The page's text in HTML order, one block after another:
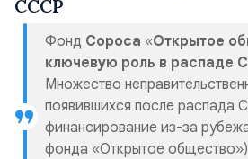
СССР
Фонд Сороса «Открытое
ключевую роль в распаде
Множество
появившихся после распада
финансирование из-за
фонда «Открытое